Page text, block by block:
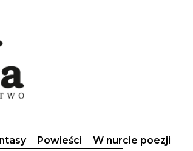
Powieści W nurcie poezji